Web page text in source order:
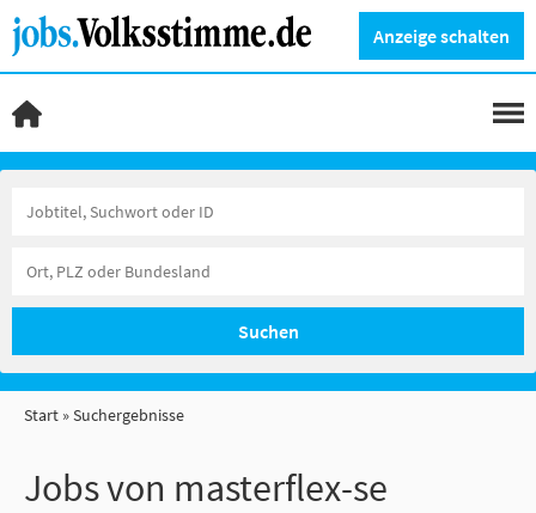
Anzeige schalten
Suchen
Start Suchergebnisse
Jobs von masterflex-se